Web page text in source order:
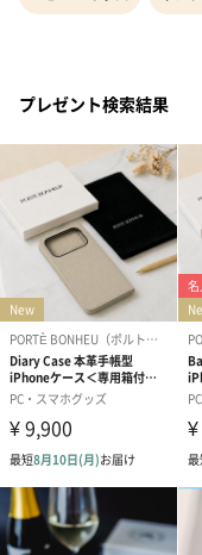
プレゼント検索結果